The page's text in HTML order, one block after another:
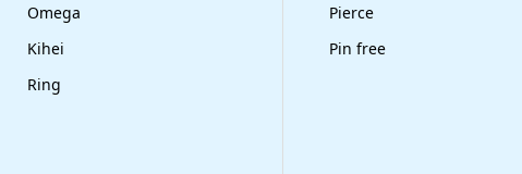
Omega
Kihei
Ring
Pierce
Pin free